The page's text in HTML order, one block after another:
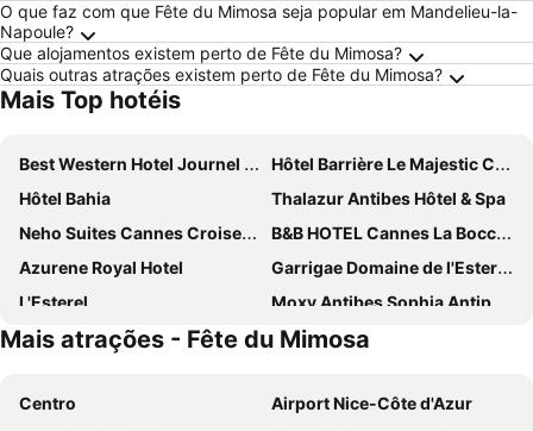
O que faz com que Fête du Mimosa seja popular em Mandelieu-la-
Napoule?
Que alojamentos existem perto de Fête du Mimosa?
Quais outras atrações existem perto de Fête du Mimosa?
Mais Top hotéis
Best Western Hotel Journel Antibes
Hôtel Barrière Le Majestic Cannes
Hôtel Bahia
Thalazur Antibes Hôtel & Spa
Neho Suites Cannes Croisette
B&B HOTEL Cannes La Bocca Plage
Azurene Royal Hotel
Garrigae Domaine de l'Esterel - hôtel & spa
L'Esterel
Moxy Antibes Sophia Antipolis
Hotel des Victoires by Soniho
ibis Cannes Plage La Bocca
Novotel Suites Cannes Centre
ibis budget Fréjus Saint-Raphaël Capitou A8
Mais atrações - Fête du Mimosa
Centro
Airport Nice-Côte d'Azur